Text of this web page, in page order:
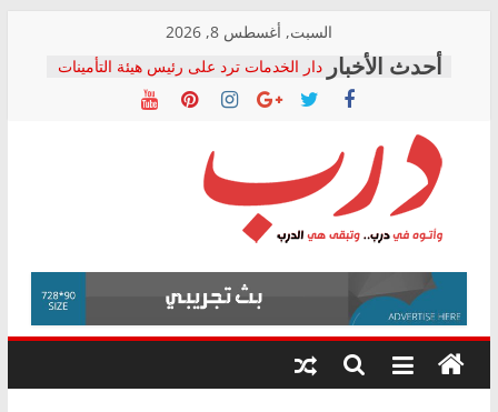
content
السبت, أغسطس 8, 2026
دار الخدمات ترد على رئيس هيئة التأمينات
بعد مؤتمره الصحفي: إنكار الأزمة لا ينهي
معاناة أصحاب المعاشات.. ونطالب بكشف
فرحات سليمان يكتب: القطاع الصحي إلى
أين؟
حزب التحالف الشعبي يطلق لجنة “الحق
في الصحة” بالإسكندرية لرصد الانتهاكات
ودعم المرضى
الوزاري لمدينة الصحفيين.. وانتهاء أعمال
إنشاء المبنى الإداري
المجلس القومي لحقوق الإنسان يعلن
متابعة قضية الدكتور محمد زهران.. ويؤكد:
قرينة البراءة وضمانات المحاكمة العادلة
درب
وأتوه
درب..
وتبقى
هي